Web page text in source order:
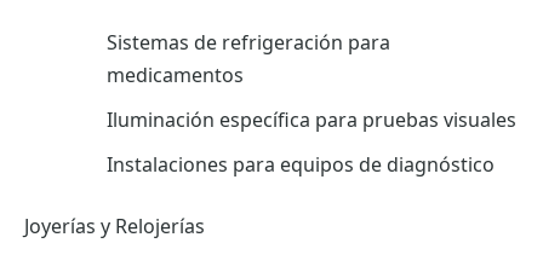
Sistemas de refrigeración para
medicamentos
Iluminación específica para pruebas visuales
Instalaciones para equipos de diagnóstico
Joyerías y Relojerías